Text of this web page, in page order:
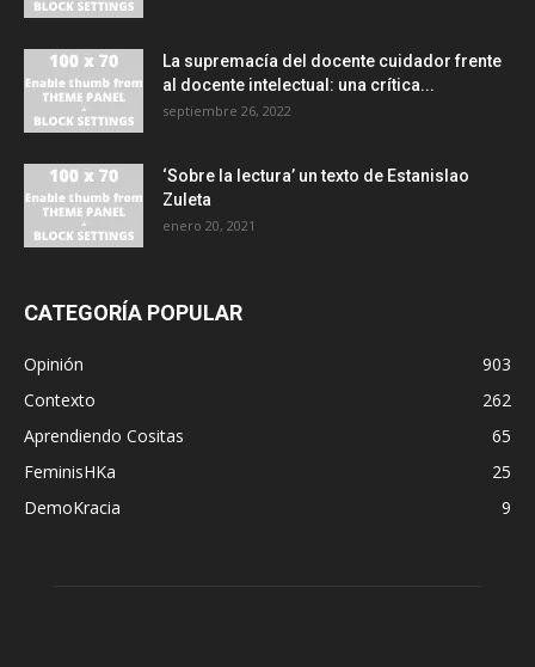
La supremacía del docente cuidador frente
al docente intelectual: una crítica...
septiembre 26, 2022
‘Sobre la lectura’ un texto de Estanislao
Zuleta
enero 20, 2021
CATEGORÍA POPULAR
Opinión
903
Contexto
262
Aprendiendo Cositas
65
FeminisHKa
25
DemoKracia
9